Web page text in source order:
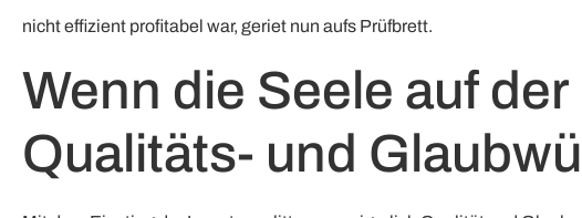
nicht effizient profitabel war, geriet nun aufs Prüfbrett.
Wenn die Seele auf
Qualitäts- und